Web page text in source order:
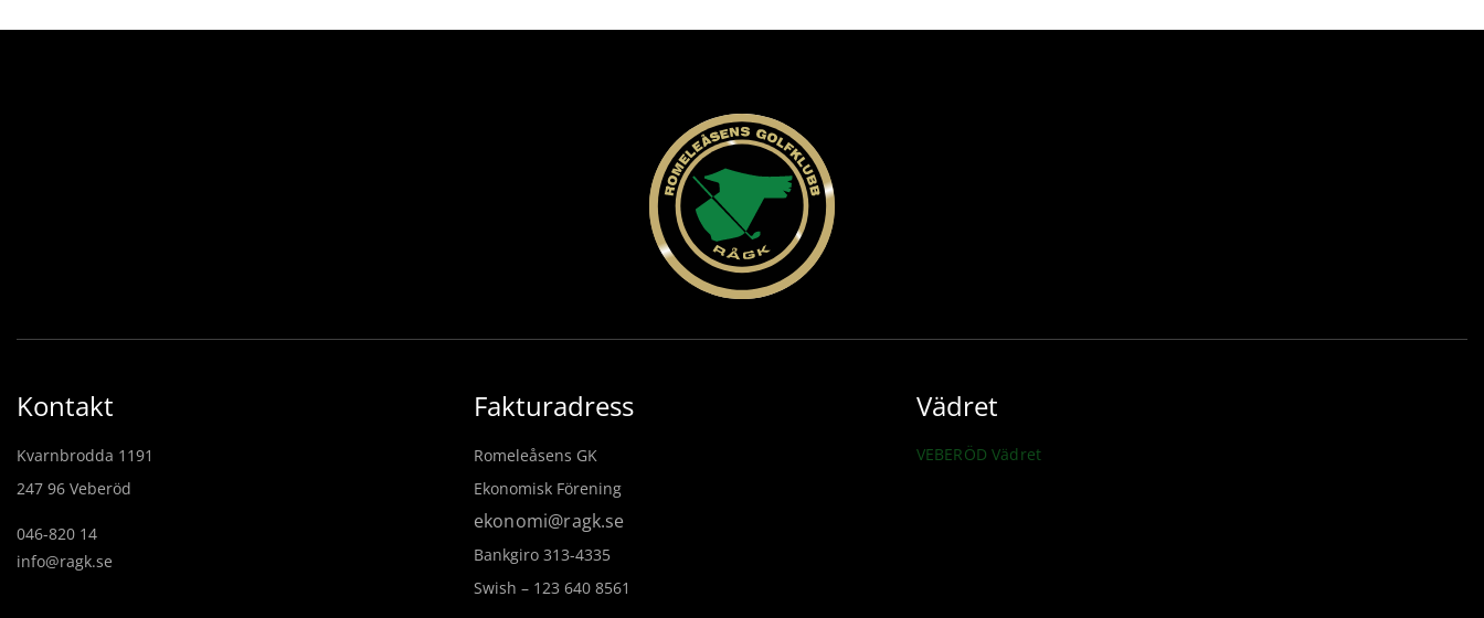
Kontakt
Kvarnbrodda 1191
247 96 Veberöd
046-820 14
info@ragk.se
Fakturadress
Romeleåsens GK
Ekonomisk Förening
ekonomi@ragk.se
Bankgiro 313-4335
Swish – 123 640 8561
Vädret
VEBERÖD Vädret